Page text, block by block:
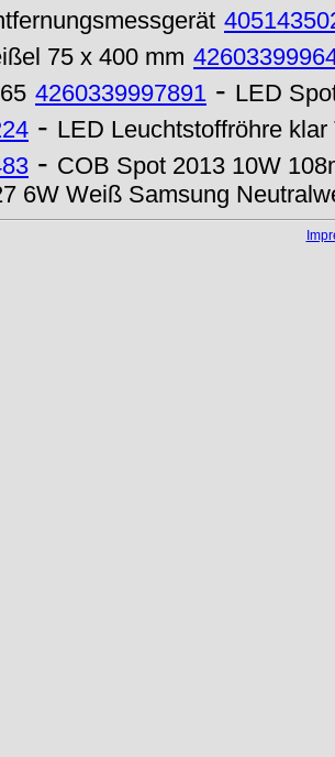
75 x 400 mm
4260339997891 - LED
- LED Leuchtstoffröhre
- COB Spot 2013 10W
6W Weiß Samsung